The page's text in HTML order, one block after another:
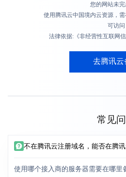
您的网站未
使用腾讯云中国境内云资源，
可访问
法律依据:《非经营性互联网
去腾讯云
常见
不在腾讯云注册域名，能否在腾
使用哪个接入商的服务器需要在哪里